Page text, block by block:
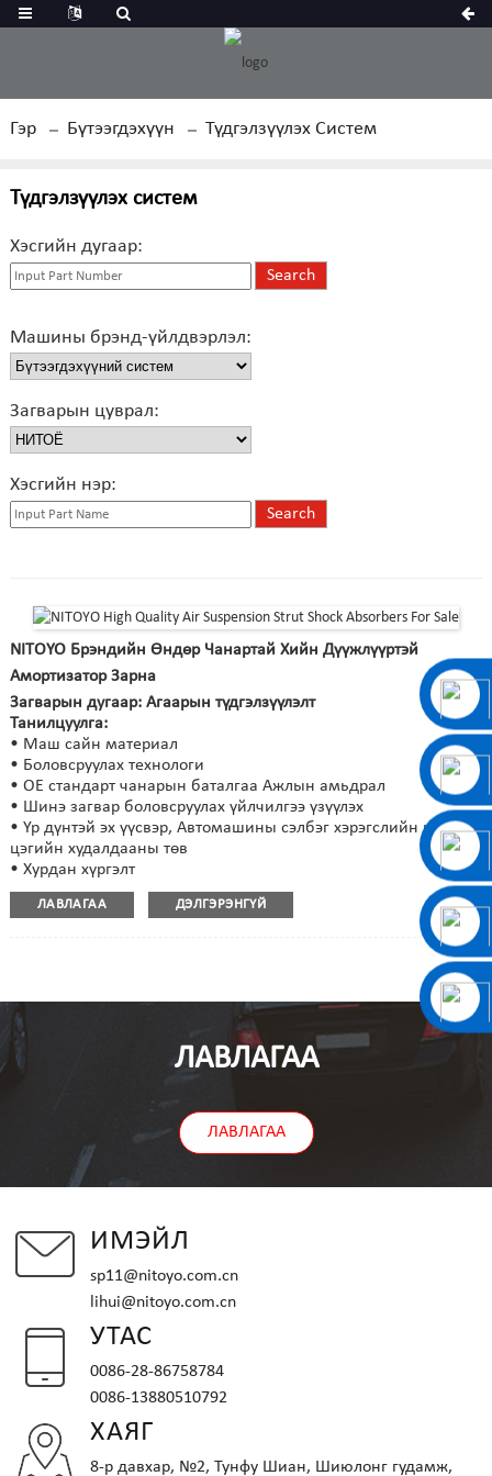
Гэр Бүтээгдэхүүн Түдгэлзүүлэх Систем
Түдгэлзүүлэх систем
Хэсгийн дугаар:
Машины брэнд-үйлдвэрлэл:
Загварын цуврал:
Хэсгийн нэр:
NITOYO Брэндийн Өндөр Чанартай Хийн Дүүжлүүртэй
Амортизатор Зарна
Загварын дугаар: Агаарын түдгэлзүүлэлт
Танилцуулга:
• Маш сайн материал
• Боловсруулах технологи
• OE стандарт чанарын баталгаа Ажлын амьдрал
• Шинэ загвар боловсруулах үйлчилгээ үзүүлэх
• Үр дүнтэй эх үүсвэр, Автомашины сэлбэг хэрэгслийн нэг
цэгийн худалдааны төв
• Хурдан хүргэлт
ЛАВЛАГАА ДЭЛГЭРЭНГҮЙ
ЛАВЛАГАА
ЛАВЛАГАА
ИМЭЙЛ
sp11@nitoyo.com.cn
lihui@nitoyo.com.cn
УТАС
0086-28-86758784
0086-13880510792
ХАЯГ
8-р давхар, №2, Тунфу Шиан, Шиюлонг гудамж,